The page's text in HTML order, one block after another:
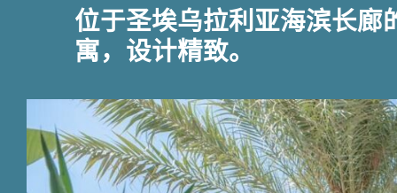
位于圣埃乌拉利亚海滨长廊
寓，设计精致。